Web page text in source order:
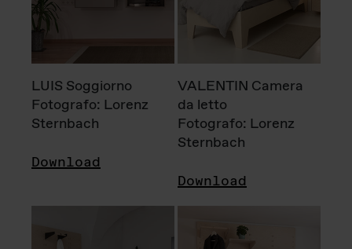
LUIS Soggiorno
Fotografo: Lorenz
Sternbach
Download
VALENTIN Camera
da letto
Fotografo: Lorenz
Sternbach
Download